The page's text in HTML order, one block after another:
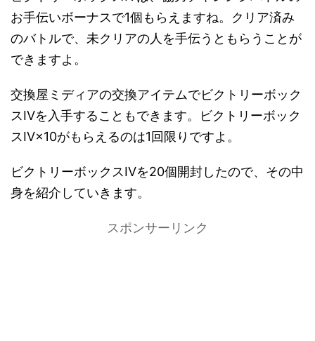
お手伝いボーナスで1個もらえますね。クリア済み
のバトルで、未クリアの人を手伝うともらうことが
できますよ。
交換屋ミディアの交換アイテムでビクトリーボック
スIVを入手することもできます。ビクトリーボック
スIV×10がもらえるのは1回限りですよ。
ビクトリーボックスIVを20個開封したので、その中
身を紹介していきます。
スポンサーリンク